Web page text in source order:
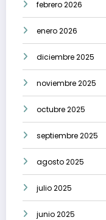
febrero 2026
enero 2026
diciembre 2025
noviembre 2025
octubre 2025
septiembre 2025
agosto 2025
julio 2025
junio 2025